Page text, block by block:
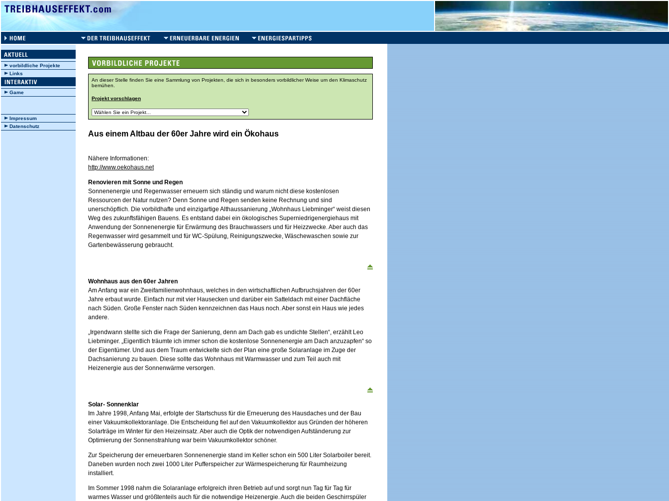
vorbildliche Projekte
Links
Game
Impressum
Datenschutz
An dieser Stelle finden Sie eine Sammlung von Projekten, die sich in besonders vorbildlicher Weise um den Klimaschutz
bemühen.
Projekt vorschlagen
Aus einem Altbau der 60er Jahre wird ein Ökohaus
Nähere Informationen:
http://www.oekohaus.net
Renovieren mit Sonne und Regen
Sonnenenergie und Regenwasser erneuern sich ständig und warum nicht diese kostenlosen
Ressourcen der Natur nutzen? Denn Sonne und Regen senden keine Rechnung und sind
unerschöpflich. Die vorbildhafte und einzigartige Althaussanierung „Wohnhaus Liebminger“ weist diesen
Weg des zukunftsfähigen Bauens. Es entstand dabei ein ökologisches Superniedrigenergiehaus mit
Anwendung der Sonnenenergie für Erwärmung des Brauchwassers und für Heizzwecke. Aber auch das
Regenwasser wird gesammelt und für WC-Spülung, Reinigungszwecke, Wäschewaschen sowie zur
Gartenbewässerung gebraucht.
Wohnhaus aus den 60er Jahren
Am Anfang war ein Zweifamilienwohnhaus, welches in den wirtschaftlichen Aufbruchsjahren der 60er
Jahre erbaut wurde. Einfach nur mit vier Hausecken und darüber ein Satteldach mit einer Dachfläche
nach Süden. Große Fenster nach Süden kennzeichnen das Haus noch. Aber sonst ein Haus wie jedes
andere.
„Irgendwann stellte sich die Frage der Sanierung, denn am Dach gab es undichte Stellen“, erzählt Leo
Liebminger. „Eigentlich träumte ich immer schon die kostenlose Sonnenenergie am Dach anzuzapfen“ so
der Eigentümer. Und aus dem Traum entwickelte sich der Plan eine große Solaranlage im Zuge der
Dachsanierung zu bauen. Diese sollte das Wohnhaus mit Warmwasser und zum Teil auch mit
Heizenergie aus der Sonnenwärme versorgen.
Solar- Sonnenklar
Im Jahre 1998, Anfang Mai, erfolgte der Startschuss für die Erneuerung des Hausdaches und der Bau
einer Vakuumkollektoranlage. Die Entscheidung fiel auf den Vakuumkollektor aus Gründen der höheren
Solarträge im Winter für den Heizeinsatz. Aber auch die Optik der notwendigen Aufständerung zur
Optimierung der Sonnenstrahlung war beim Vakuumkollektor schöner.
Zur Speicherung der erneuerbaren Sonnenenergie stand im Keller schon ein 500 Liter Solarboiler bereit.
Daneben wurden noch zwei 1000 Liter Pufferspeicher zur Wärmespeicherung für Raumheizung
installiert.
Im Sommer 1998 nahm die Solaranlage erfolgreich ihren Betrieb auf und sorgt nun Tag für Tag für
warmes Wasser und größtenteils auch für die notwendige Heizenergie. Auch die beiden Geschirrspüler